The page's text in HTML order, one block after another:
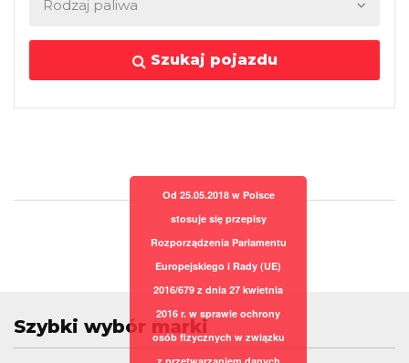
Szukaj pojazdu
Szybki wybór marki
Od 25.05.2018 w Polsce
stosuje się przepisy
Rozporządzenia Parlamentu
Europejskiego i Rady (UE)
2016/679 z dnia 27 kwietnia
2016 r. w sprawie ochrony
osób fizycznych w związku